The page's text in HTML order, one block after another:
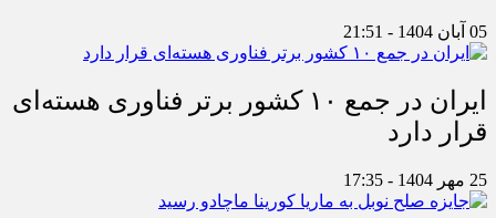
05 آبان 1404 - 21:51
ایران در جمع ۱۰ کشور برتر فناوری هسته‌ای
قرار دارد
25 مهر 1404 - 17:35